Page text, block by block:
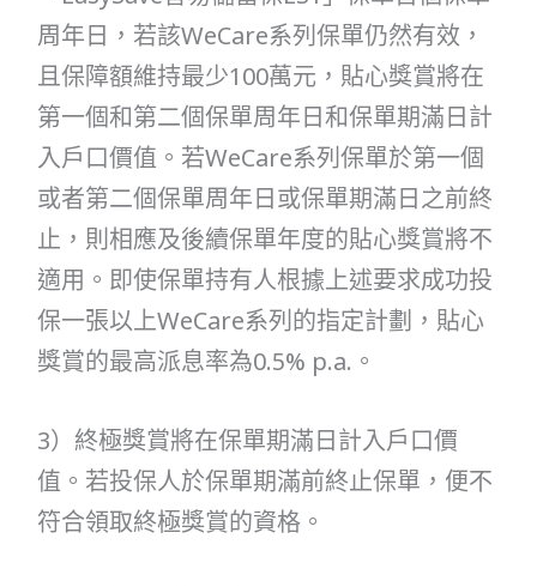
周年日，若該WeCare系列保單仍然有效，
且保障額維持最少100萬元，貼心獎賞將在
第一個和第二個保單周年日和保單期滿日計
入戶口價值。若WeCare系列保單於第一個
或者第二個保單周年日或保單期滿日之前終
止，則相應及後續保單年度的貼心獎賞將不
適用。即使保單持有人根據上述要求成功投
保一張以上WeCare系列的指定計劃，貼心
獎賞的最高派息率為0.5% p.a.。
3）終極獎賞將在保單期滿日計入戶口價
值。若投保人於保單期滿前終止保單，便不
符合領取終極獎賞的資格。